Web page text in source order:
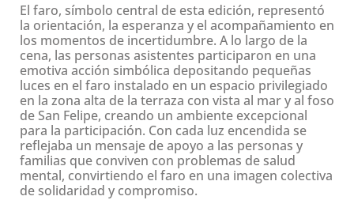
El faro, símbolo central de esta edición, representó
la orientación, la esperanza y el acompañamiento en
los momentos de incertidumbre. A lo largo de la
cena, las personas asistentes participaron en una
emotiva acción simbólica depositando pequeñas
luces en el faro instalado en un espacio privilegiado
en la zona alta de la terraza con vista al mar y al foso
de San Felipe, creando un ambiente excepcional
para la participación. Con cada luz encendida se
reflejaba un mensaje de apoyo a las personas y
familias que conviven con problemas de salud
mental, convirtiendo el faro en una imagen colectiva
de solidaridad y compromiso.